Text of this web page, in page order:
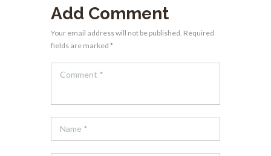
Add Comment
Your email address will not be published. Required
fields are marked *